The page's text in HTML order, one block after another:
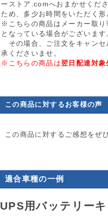
ーストア.comへおまかせくだ
ため、多少お時間をいただく形
※こちらの商品はメーカー取り
となっている場合がございます
その場合、ご注文をキャンセ
承くださいませ。
※こちらの商品は翌日配達対象
この商品に対するお客様の声
この商品に対するご感想をぜ
適合車種の一例
UPS用バッテリー